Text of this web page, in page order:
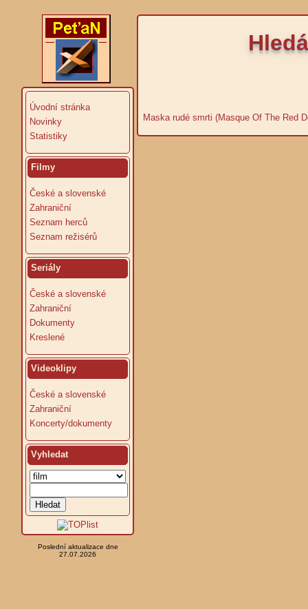
Úvodní stránka
Novinky
Statistiky
Filmy
České a slovenské
Zahraniční
Seznam herců
Seznam režisérů
Seriály
České a slovenské
Zahraniční
Dokumenty
Kreslené
Videoklipy
České a slovenské
Zahraniční
Koncerty/dokumenty
Vyhledat
Poslední aktualizace dne
27.07.2026
Maska rudé smrti (Masque Of The Red